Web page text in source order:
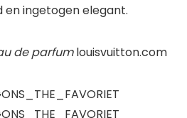
en ingetogen elegant.
de parfumlouisvuitton.com